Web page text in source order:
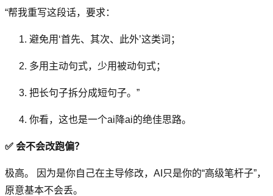
“帮我重写这段话，要求：
避免用‘首先、其次、此外’这类词；
多用主动句式，少用被动句式；
把长句子拆分成短句子。”
你看，这也是一个ai降ai的绝佳思路。
✅ 会不会改跑偏？
极高。 因为是你自己在主导修改，AI只是你的“高级笔杆子”，
原意基本不会丢。